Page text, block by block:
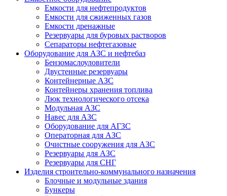
Емкости для нефтепродуктов
Емкости для сжиженных газов
Емкости дренажные
Резервуары для буровых растворов
Сепараторы нефтегазовые
Оборудование для АЗС и нефтебаз
Бензомаслоуловители
Двустенные резервуары
Контейнерные АЗС
Контейнеры хранения топлива
Люк технологического отсека
Модульная АЗС
Навес для АЗС
Оборудование для АГЗС
Операторная для АЗС
Очистные сооружения для АЗС
Резервуары для АЗС
Резервуары для СНГ
Изделия строительно-коммунального назначения
Блочные и модульные здания
Бункеры